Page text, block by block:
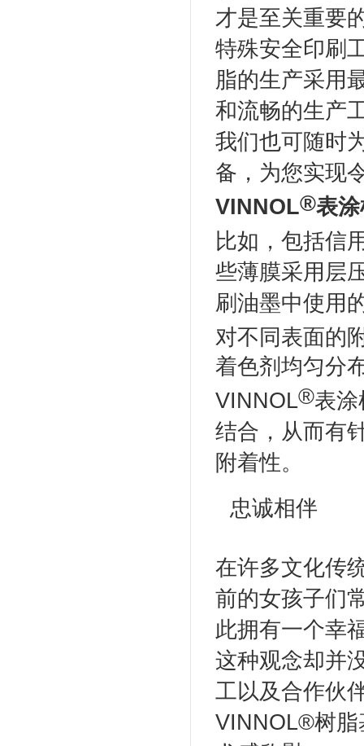
才是至关重要
特殊安全印刷
脂的生产采用
和流畅的生产
我们也可随时
备，为您实现
VINNOL®表
比如，包括信
些薄膜采用层
刷油墨中使用
对不同表面的
着色剂均匀分
VINNOL®表
结合，从而有
附着性。
忠诚相伴
在许多文化传
前的女孩子们
此拥有一个幸
这种观念却并
工以及合作伙
VINNOL®树脂